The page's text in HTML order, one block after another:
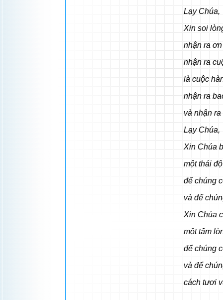
Lạy Chúa,
Xin soi
nhận ra
nhận ra
là cuộc
nhận ra
và nhận
Lạy Chúa,
Xin Chúa
một thái
để chúng
và để
Xin Chúa
một tấm
để chúng
và để
cách tươi